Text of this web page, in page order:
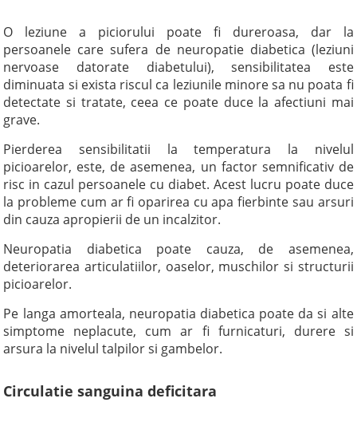
O leziune a piciorului poate fi dureroasa, dar la
persoanele care sufera de neuropatie diabetica (leziuni
nervoase datorate diabetului), sensibilitatea este
diminuata si exista riscul ca leziunile minore sa nu poata fi
detectate si tratate, ceea ce poate duce la afectiuni mai
grave.
Pierderea sensibilitatii la temperatura la nivelul
picioarelor, este, de asemenea, un factor semnificativ de
risc in cazul persoanele cu diabet. Acest lucru poate duce
la probleme cum ar fi oparirea cu apa fierbinte sau arsuri
din cauza apropierii de un incalzitor.
Neuropatia diabetica poate cauza, de asemenea,
deteriorarea articulatiilor, oaselor, muschilor si structurii
picioarelor.
Pe langa amorteala, neuropatia diabetica poate da si alte
simptome neplacute, cum ar fi furnicaturi, durere si
arsura la nivelul talpilor si gambelor.
Circulatie sanguina deficitara